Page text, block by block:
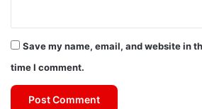
Save my name, email, and website in
time I comment.